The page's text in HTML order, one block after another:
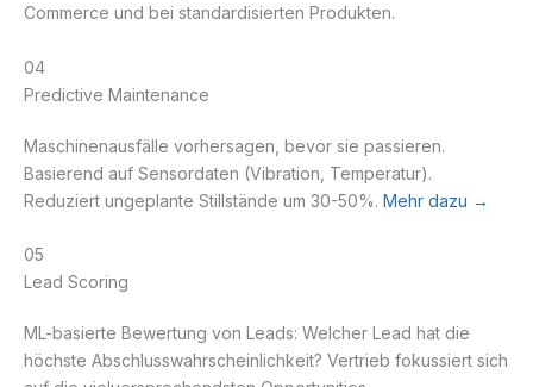
Commerce und bei standardisierten Produkten.
04
Predictive Maintenance
Maschinenausfälle vorhersagen, bevor sie passieren.
Basierend auf Sensordaten (Vibration, Temperatur).
Reduziert ungeplante Stillstände um 30-50%. Mehr dazu →
05
Lead Scoring
ML-basierte Bewertung von Leads: Welcher Lead hat die
höchste Abschlusswahrscheinlichkeit? Vertrieb fokussiert sich